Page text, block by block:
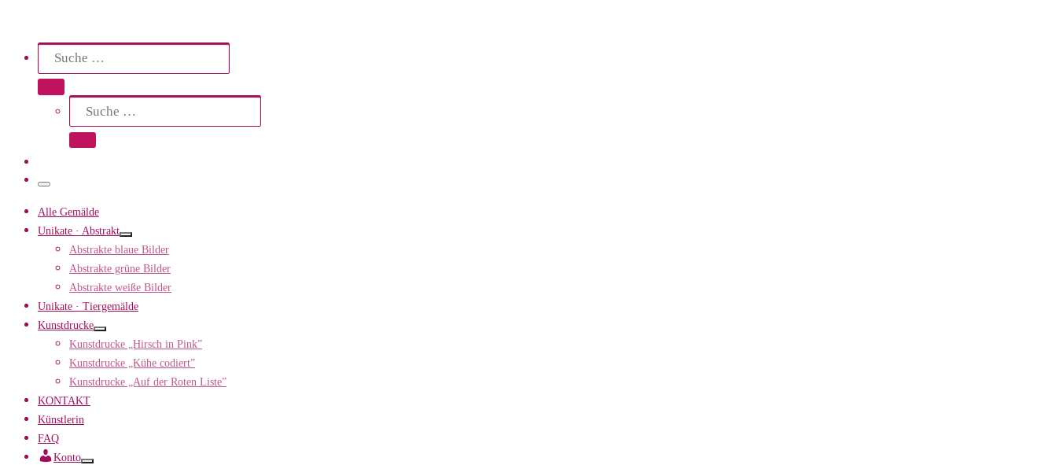
Search
Suche
Suche …
Suche
Suche …
Menü
Alle Gemälde
Unikate · Abstrakt
Abstrakte blaue Bilder
Abstrakte grüne Bilder
Abstrakte weiße Bilder
Unikate · Tiergemälde
Kunstdrucke
Kunstdrucke „Hirsch in Pink”
Kunstdrucke „Kühe codiert”
Kunstdrucke „Auf der Roten Liste”
KONTAKT
Künstlerin
FAQ
Konto